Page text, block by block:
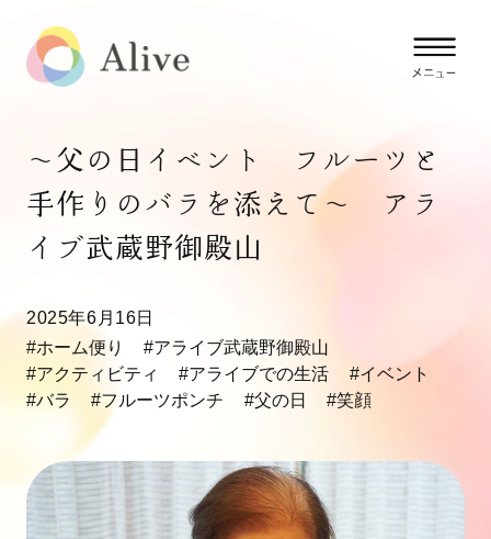
～父の日イベント フルーツと
手作りのバラを添えて～ アラ
イブ武蔵野御殿山
2025年6月16日
#ホーム便り
#アライブ武蔵野御殿山
#アクティビティ
#アライブでの生活
#イベント
#バラ
#フルーツポンチ #父の日 #笑顔